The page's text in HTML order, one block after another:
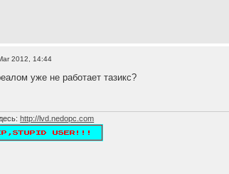
2012, 14:44
уже не работает тазикс?
http://lvd.nedopc.com